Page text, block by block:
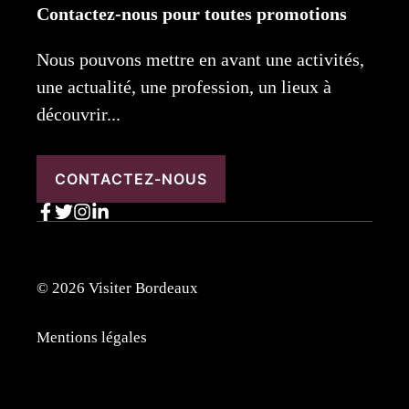
Contactez-nous pour toutes promotions
Nous pouvons mettre en avant une activités,
une actualité, une profession, un lieux à
découvrir...
CONTACTEZ-NOUS
© 2026 Visiter Bordeaux
Mentions légales